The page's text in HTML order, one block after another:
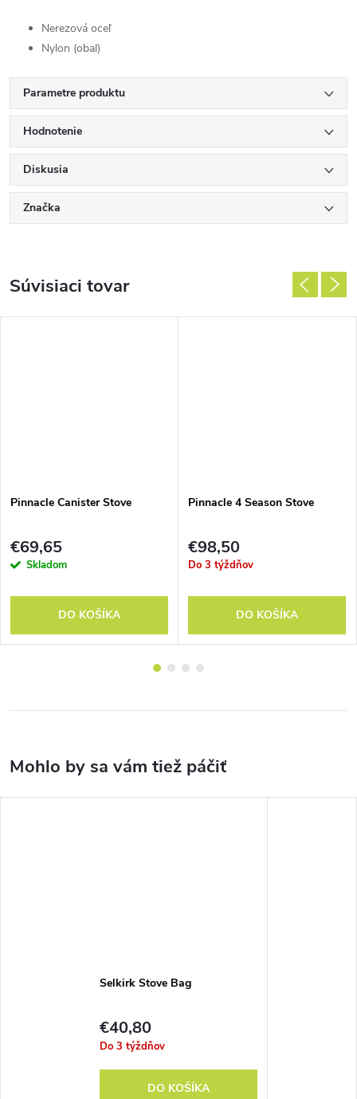
Nerezová oceľ
Nylon (obal)
Parametre produktu
Hodnotenie
Diskusia
Značka
Súvisiaci tovar
Pinnacle Canister Stove
€69,65
Skladom
DO KOŠÍKA
Pinnacle 4 Season Stove
€98,50
Do 3 týždňov
DO KOŠÍKA
Selkirk Stove Bag
€40,80
Do 3 týždňov
DO KOŠÍKA